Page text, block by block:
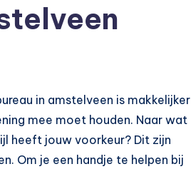
in amstelveen is makkelijker
mee moet houden. Naar wat
heeft jouw voorkeur? Dit zijn
Om je een handje te helpen bij